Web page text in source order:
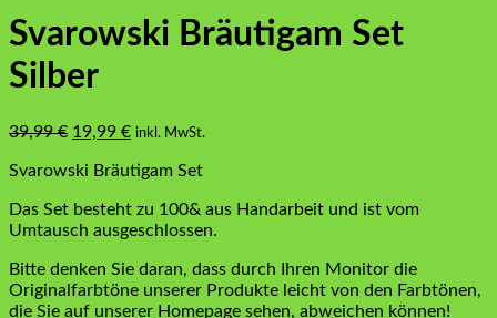
Svarowski Bräutigam Set
Silber
39,99€ Ursprünglicher
war:
19,99 €Aktueller
ist:
inkl. MwSt.
Svarowski Bräutigam Set
Das Set besteht zu 100& aus Handarbeit und ist vom
Umtausch ausgeschlossen.
Bitte denken Sie daran, dass durch Ihren Monitor die
Originalfarbtöne unserer Produkte leicht von den Farbtönen,
die Sie auf unserer Homepage sehen, abweichen können!